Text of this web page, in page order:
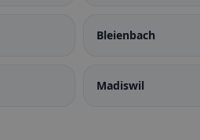
Bleienbach
Madiswil